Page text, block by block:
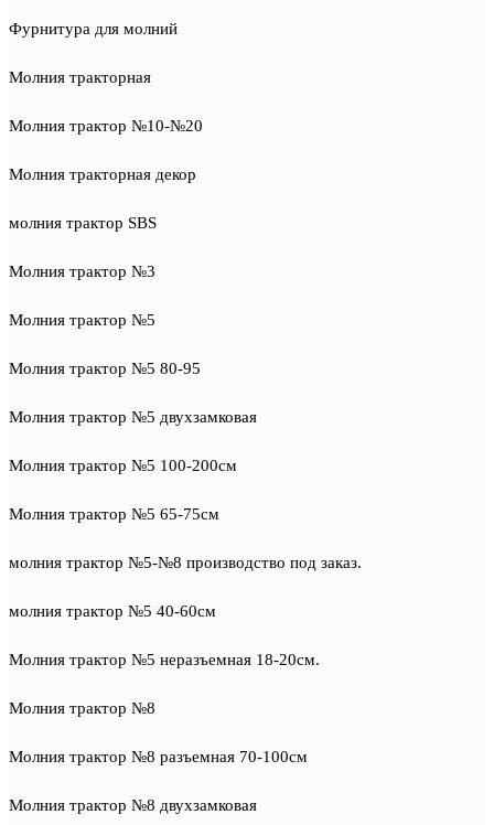
Фурнитура для молний
Молния тракторная
Молния трактор №10-№20
Молния тракторная декор
молния трактор SBS
Молния трактор №3
Молния трактор №5
Молния трактор №5 80-95
Молния трактор №5 двухзамковая
Молния трактор №5 100-200см
Молния трактор №5 65-75см
молния трактор №5-№8 производство под заказ.
молния трактор №5 40-60см
Молния трактор №5 неразъемная 18-20см.
Молния трактор №8
Молния трактор №8 разъемная 70-100см
Молния трактор №8 двухзамковая